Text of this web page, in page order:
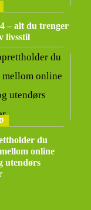
– alt du trenger
livsstil
du
online
utendørs